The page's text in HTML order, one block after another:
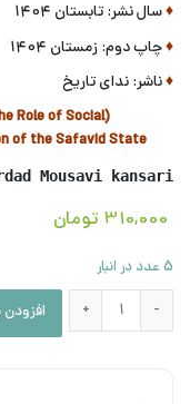
♦سال نشر: تابستان 1404
♦چاپ دوم: زمستان 1404
♦ناشر: ندای تاریخ
(Tracing the Roots of a Historical Collapse (
Role of Social
of the Safavid State
Mousavi kansari
310,000 تومان
5 عدد در انبار
ریشه‌یابی یک سقوط